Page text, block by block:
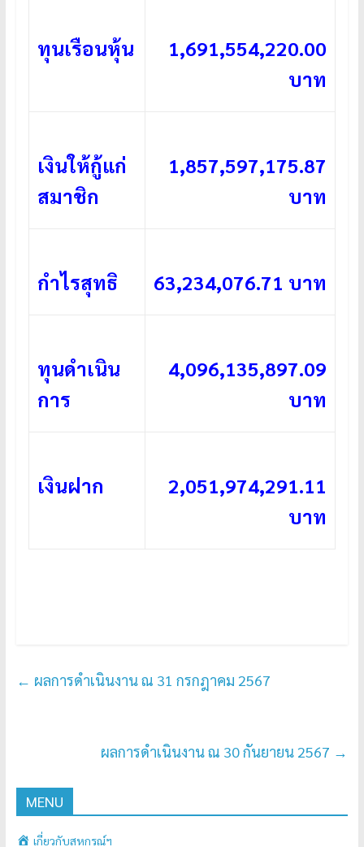
ทุนเรือนหุ้น
1,691,554,220.00
บาท
เงินให้กู้แก่
สมาชิก
1,857,597,175.87
บาท
กำไรสุทธิ 63,234,076.71 บาท
ทุนดำเนิน
การ
4,096,135,897.09
บาท
เงินฝาก
2,051,974,291.11
บาท
← ผลการดำเนินงาน ณ 31 กรกฎาคม 2567
ผลการดำเนินงาน ณ 30 กันยายน 2567 →
MENU
เกี่ยวกับสหกรณ์ฯ